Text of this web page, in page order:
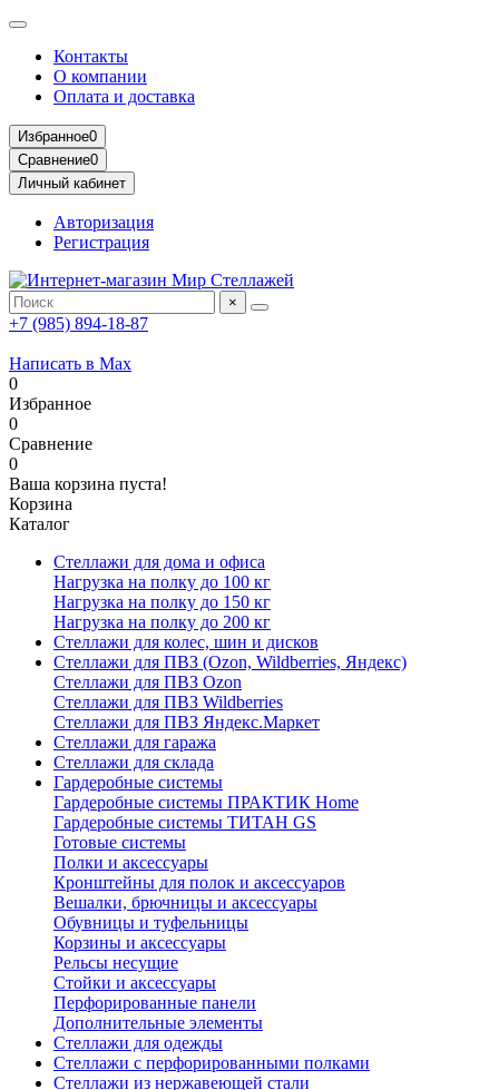
Контакты
О компании
Оплата и доставка
Избранное0
Сравнение0
Личный кабинет
Авторизация
Регистрация
×
+7 (985) 894-18-87
Написать в Max
0
Избранное
0
Сравнение
0
Ваша корзина пуста!
Корзина
Каталог
Стеллажи для дома и офиса
Нагрузка на полку до 100 кг
Нагрузка на полку до 150 кг
Нагрузка на полку до 200 кг
Стеллажи для колес, шин и дисков
Стеллажи для ПВЗ (Ozon, Wildberries, Яндекс)
Стеллажи для ПВЗ Ozon
Стеллажи для ПВЗ Wildberries
Стеллажи для ПВЗ Яндекс.Маркет
Стеллажи для гаража
Стеллажи для склада
Гардеробные системы
Гардеробные системы ПРАКТИК Home
Гардеробные системы ТИТАН GS
Готовые системы
Полки и аксессуары
Кронштейны для полок и аксессуаров
Вешалки, брючницы и аксессуары
Обувницы и туфельницы
Корзины и аксессуары
Рельсы несущие
Стойки и аксессуары
Перфорированные панели
Дополнительные элементы
Стеллажи для одежды
Стеллажи с перфорированными полками
Стеллажи из нержавеющей стали